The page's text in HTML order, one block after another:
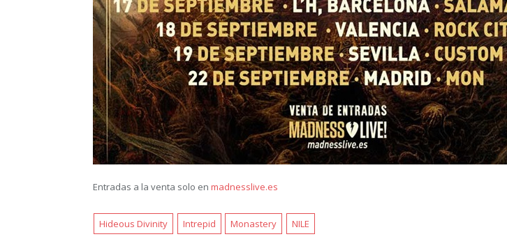
Entradas a la venta solo en madnesslive.es
Hideous Divinity Intrepid Monastery NILE